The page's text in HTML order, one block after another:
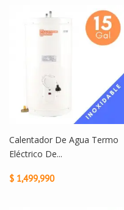
Calentador De Agua Termo
Eléctrico De...
$ 1,499,990